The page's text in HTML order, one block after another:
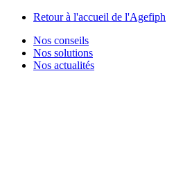
Retour à l'accueil de l'Agefiph
Nos conseils
Nos solutions
Nos actualités